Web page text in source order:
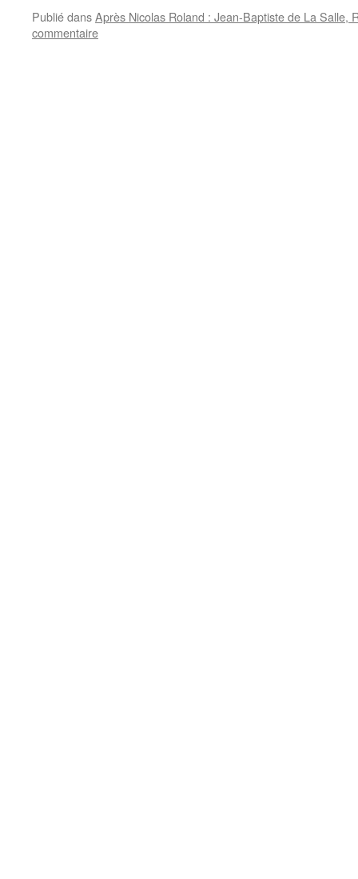
Publié dansAprès Nicolas Roland : Jean-Baptiste de La Salle,
commentaire